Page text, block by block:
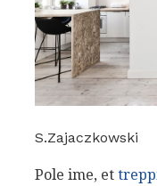
S.Zajaczkowski
Pole ime, et